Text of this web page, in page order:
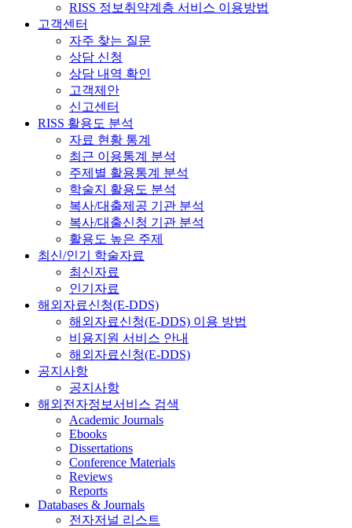
RISS 정보취약계층 서비스 이용방법
고객센터
자주 찾는 질문
상담 신청
상담 내역 확인
고객제안
신고센터
RISS 활용도 분석
자료 현황 통계
최근 이용통계 분석
주제별 활용통계 분석
학술지 활용도 분석
복사/대출제공 기관 분석
복사/대출신청 기관 분석
활용도 높은 주제
최신/인기 학술자료
최신자료
인기자료
해외자료신청(E-DDS)
해외자료신청(E-DDS) 이용 방법
비용지원 서비스 안내
해외자료신청(E-DDS)
공지사항
공지사항
해외전자정보서비스 검색
Academic Journals
Ebooks
Dissertations
Conference Materials
Reviews
Reports
Databases & Journals
전자저널 리스트